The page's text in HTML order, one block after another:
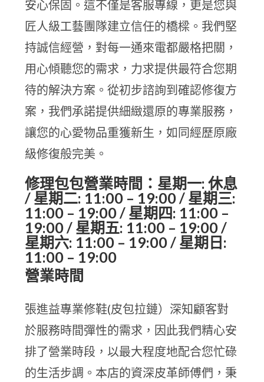
安心保固。這不僅是客服專線，更是您與
匠人級工藝團隊建立信任的橋樑。我們堅
持誠信經營，對每一通來電都嚴格把關，
用心傾聽您的需求，力求提供最符合您期
待的解決方案。從初步諮詢到確認修復方
案，我們承諾提供細緻還原的專業服務，
讓您的心愛物品重獲新生，如同經歷原廠
級修復般完美。
修理包包營業時間：星期一: 休息
/ 星期二: 11:00 – 19:00 / 星期三:
11:00 – 19:00 / 星期四: 11:00 –
19:00 / 星期五: 11:00 – 19:00 /
星期六: 11:00 – 19:00 / 星期日:
11:00 – 19:00
營業時間
張進益專業修鞋(皮包拉鏈）深知顧客對
於服務時間彈性的需求，因此我們精心安
排了營業時段，以最大程度地配合您忙碌
的生活步調。本店的資深皮革師傅們，秉